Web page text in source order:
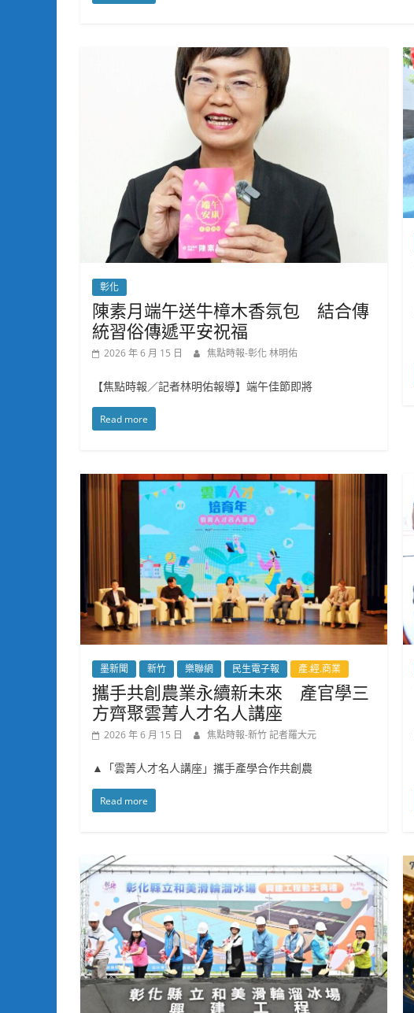
彰化
陳素月端午送牛樟木香氛包 結合傳
統習俗傳遞平安祝福
2026 年 6 月 15 日 焦點時報-彰化 林明佑
【焦點時報／記者林明佑報導】端午佳節即將
Read more
墨新聞 新竹 樂聯網 民生電子報 產.經.商業
攜手共創農業永續新未來 產官學三
方齊聚雲菁人才名人講座
2026 年 6 月 15 日 焦點時報-新竹 記者羅大元
▲「雲菁人才名人講座」攜手產學合作共創農
Read more